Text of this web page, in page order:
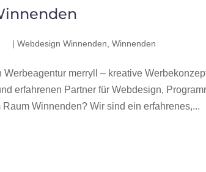
|Webdesign Winnenden ,Winnenden
merryll – kreative
erfahrenen Partner für Webdesign,
Winnenden? Wir sind ein erfahrenes,...